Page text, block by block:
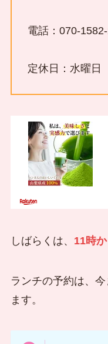
電話：070-
定休日：水曜日
しばらくは、 11時
ランチの予約は、
ます。